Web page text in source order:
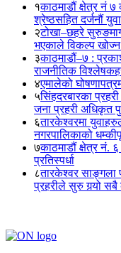
१काठमाडौं क्षेत्र नं
श्रेष्ठसहित दर्जनौं
२टोखा–छहरे
भएकाले विकल्प
३काठमाडौं–७ :
राजनीतिक
४एमालेको
५सिंहदरबारका
जना प्रहरी अधिकृत
६तारकेश्वरमा
नगरपालिकाको
७काठमाडौं क्षेत्र नं.
प्रतिस्पर्धा
८तारकेश्वर साङ्गला
प्रहरीले सुरु गर्‍यो